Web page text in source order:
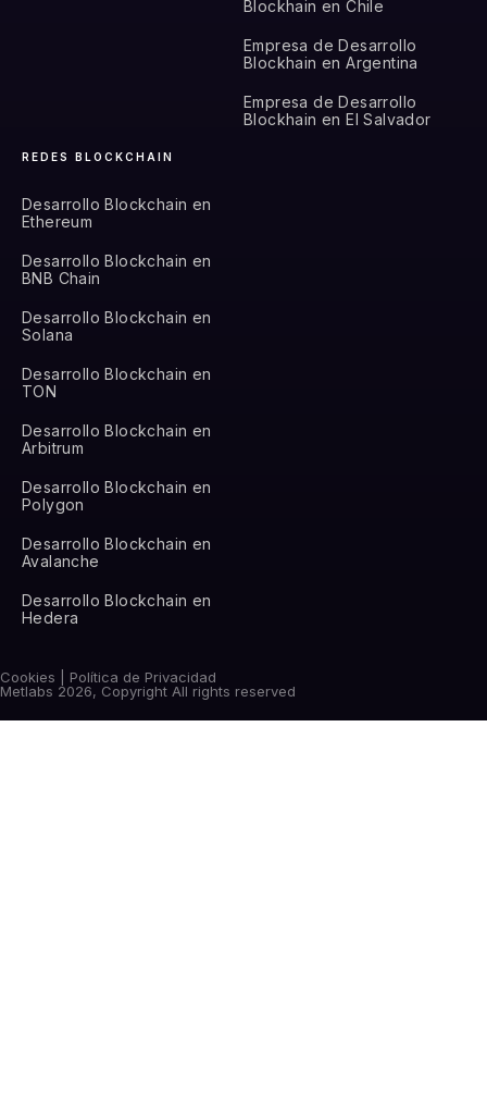
Blockhain en Chile
Empresa de Desarrollo
Blockhain en Argentina
Empresa de Desarrollo
Blockhain en El Salvador
REDES BLOCKCHAIN
Desarrollo Blockchain en
Ethereum
Desarrollo Blockchain en
BNB Chain
Desarrollo Blockchain en
Solana
Desarrollo Blockchain en
TON
Desarrollo Blockchain en
Arbitrum
Desarrollo Blockchain en
Polygon
Desarrollo Blockchain en
Avalanche
Desarrollo Blockchain en
Hedera
Cookies | Política de Privacidad
Metlabs 2026, Copyright All rights reserved